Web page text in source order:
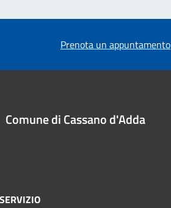
Prenota un appuntamento
Comune di Cassano d'Adda